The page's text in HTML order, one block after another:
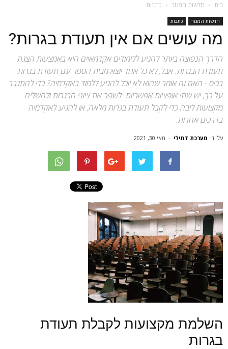
בית חדשות המגזר כתבות
חדשות המגזר כתבות
מה עושים אם אין תעודת בגרות?
הדרך הנפוצה ביותר להגיע ללימודים אקדמאיים היא באמצעות הצגת
תעודת הבגרות. אבל, לא כל אחד יוצא מבית הספר עם תעודת בגרות
בכיס - האם זה אומר שהוא לא יוכל להגיע ללמוד באקדמיה? כדי להתגבר
על כך, יש שתי אופציות אפשריות: לשפר את ציוני הבגרות ולהשלים
מקצועות ליבה כדי לקבל תעודת בגרות מלאה, או להגיע לאקדמיה
בדרכים אחרות.
על ידי מערכת דתילי - מאי 30, 2021
השלמת מקצועות לקבלת תעודת
בגרות